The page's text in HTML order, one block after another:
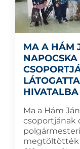
MA A HÁM
HIVATALBA
Ma a Hám
csoportjának
megtöltötték